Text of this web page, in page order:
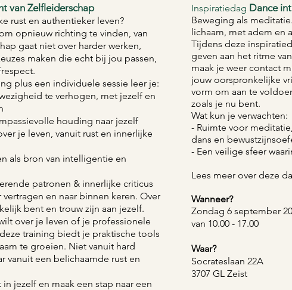
van Zelfleiderschap
rust en authentieker leven?
opnieuw richting te vinden, van
gaat niet over harder werken,
maken die echt bij jou passen,
plus een individuele sessie leer je:
te verhogen, met jezelf en
houding naar jezelf
je leven, vanuit rust en innerlijke
als bron van intelligentie en
patronen & innerlijke criticus
en naar binnen keren. Over
bent en trouw zijn aan jezelf.
over je leven of je professionele
training biedt je praktische tools
te groeien. Niet vanuit hard
vanuit een belichaamde rust en
jezelf en maak een stap naar een
Inspiratiedag Dance
Beweging als
lichaam, met adem en
Tijdens deze
geven aan het ritme
maak je weer contact
jouw oorspronkelijke
vorm om aan te
zoals je nu bent.
Wat kun je verwachten:
- Ruimte voor
dans en
- Een veilige sfeer
Lees meer over deze
Wanneer?
Zondag 6 september
van 10.00 - 17.00
Waar?
Socrateslaan 22A
3707 GL Zeist